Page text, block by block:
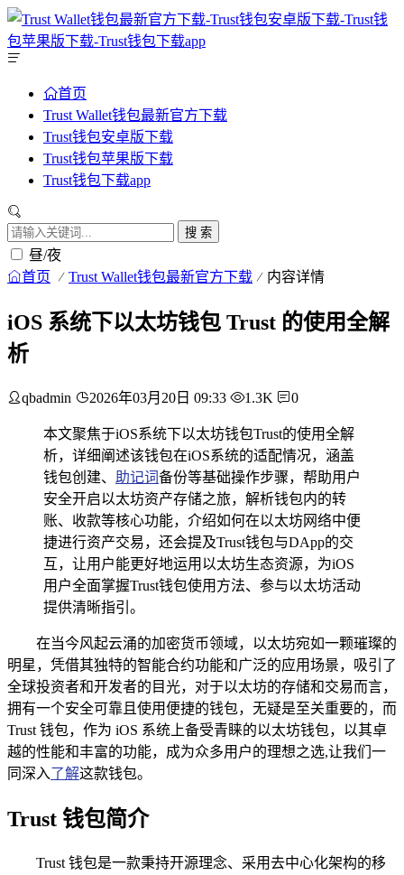
首页
Trust Wallet钱包最新官方下载
Trust钱包安卓版下载
Trust钱包苹果版下载
Trust钱包下载app
搜 索
昼/夜
首页 Trust Wallet钱包最新官方下载 内容详情
iOS 系统下以太坊钱包 Trust 的使用全解
析
qbadmin 2026年03月20日 09:33 1.3K 0
本文聚焦于iOS系统下以太坊钱包Trust的使用全解
析，详细阐述该钱包在iOS系统的适配情况，涵盖
钱包创建、 助记词备份等基础操作步骤，帮助用户
安全开启以太坊资产存储之旅，解析钱包内的转
账、收款等核心功能，介绍如何在以太坊网络中便
捷进行资产交易，还会提及Trust钱包与DApp的交
互，让用户能更好地运用以太坊生态资源，为iOS
用户全面掌握Trust钱包使用方法、参与以太坊活动
提供清晰指引。
在当今风起云涌的加密货币领域，以太坊宛如一颗璀璨的
明星，凭借其独特的智能合约功能和广泛的应用场景，吸引了
全球投资者和开发者的目光，对于以太坊的存储和交易而言，
拥有一个安全可靠且使用便捷的钱包，无疑是至关重要的，而
Trust 钱包，作为 iOS 系统上备受青睐的以太坊钱包，以其卓
越的性能和丰富的功能，成为众多用户的理想之选,让我们一
同深入了解这款钱包。
Trust 钱包简介
Trust 钱包是一款秉持开源理念、采用去中心化架构的移